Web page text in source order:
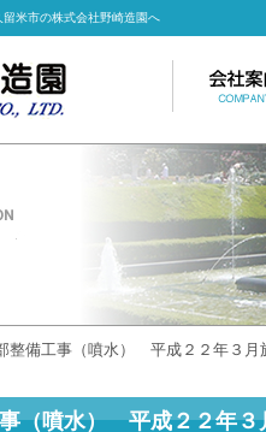
米市の株式会社野崎造園へ
整備工事（噴水） 平成２２年３月
（噴水） 平成２２年３